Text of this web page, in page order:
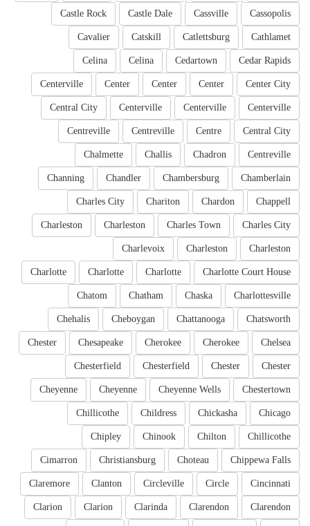
Cassopolis
Cassville
Castle Dale
Castle Rock
Cathlamet
Catlettsburg
Catskill
Cavalier
Cedar Rapids
Cedartown
Celina
Celina
Center City
Center
Center
Center
Centerville
Centerville
Centerville
Centerville
Central City
Central City
Centre
Centreville
Centreville
Centreville
Chadron
Challis
Chalmette
Chamberlain
Chambersburg
Chandler
Channing
Chappell
Chardon
Chariton
Charles City
Charles City
Charles Town
Charleston
Charleston
Charleston
Charleston
Charlevoix
Charlotte Court House
Charlotte
Charlotte
Charlotte
Charlottesville
Chaska
Chatham
Chatom
Chatsworth
Chattanooga
Cheboygan
Chehalis
Chelsea
Cherokee
Cherokee
Chesapeake
Chester
Chester
Chester
Chesterfield
Chesterfield
Chestertown
Cheyenne Wells
Cheyenne
Cheyenne
Chicago
Chickasha
Childress
Chillicothe
Chillicothe
Chilton
Chinook
Chipley
Chippewa Falls
Choteau
Christiansburg
Cimarron
Cincinnati
Circle
Circleville
Clanton
Claremore
Clarendon
Clarendon
Clarinda
Clarion
Clarion